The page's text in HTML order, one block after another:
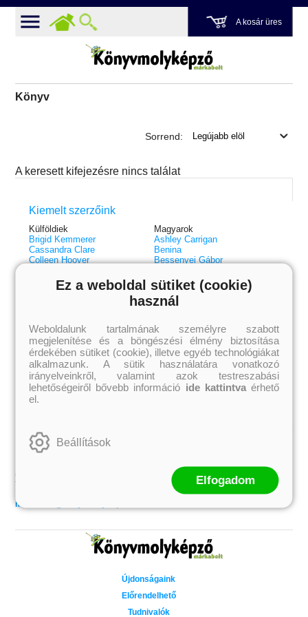
A kosár üres
Könyv
Sorrend:
A keresett kifejezésre nincs találat
Kiemelt szerzőink
Külföldiek
Brigid Kemmerer
Cassandra Clare
Colleen Hoover
Erin Watt
Holly Webb
Leigh Bardugo
Maggie Stiefvater
Penelope Ward
Rachel Renee Russell
Rachel van Dyken
Rick Riordan
Rupi Kaur
Stephenie Meyer
Magyarok
Ashley Carrigan
Benina
Bessenyei Gábor
Böszörményi Gyula
Cselenyák Imre
Csukás István
Helena Silence
Kántor Kata
On Sai
Rácz-Stefán Tibor
Róbert Katalin
Spirit Bliss
Szélesi Sándor
Kapcsolat
Címünk: 6725 Szeged, Dobó u. 12/B
Telefon: (62) 551-132
Könyvrendeléssel kapcsolatos információk:
markabolt@konyvmolykepzo.hu
Újdonságaink
Előrendelhető
Tudnivalók
Ez a weboldal sütiket (cookie)
használ
Weboldalunk tartalmának személyre szabott
megjelenítése és a böngészési élmény biztosítása
érdekében sütiket (cookie), illetve egyéb technológiákat
alkalmazunk. A sütik használatára vonatkozó
irányelveinkről, valamint azok testreszabási
lehetőségeiről bővebb információ ide kattintvaérhető
el.
Beállítások
Elfogadom